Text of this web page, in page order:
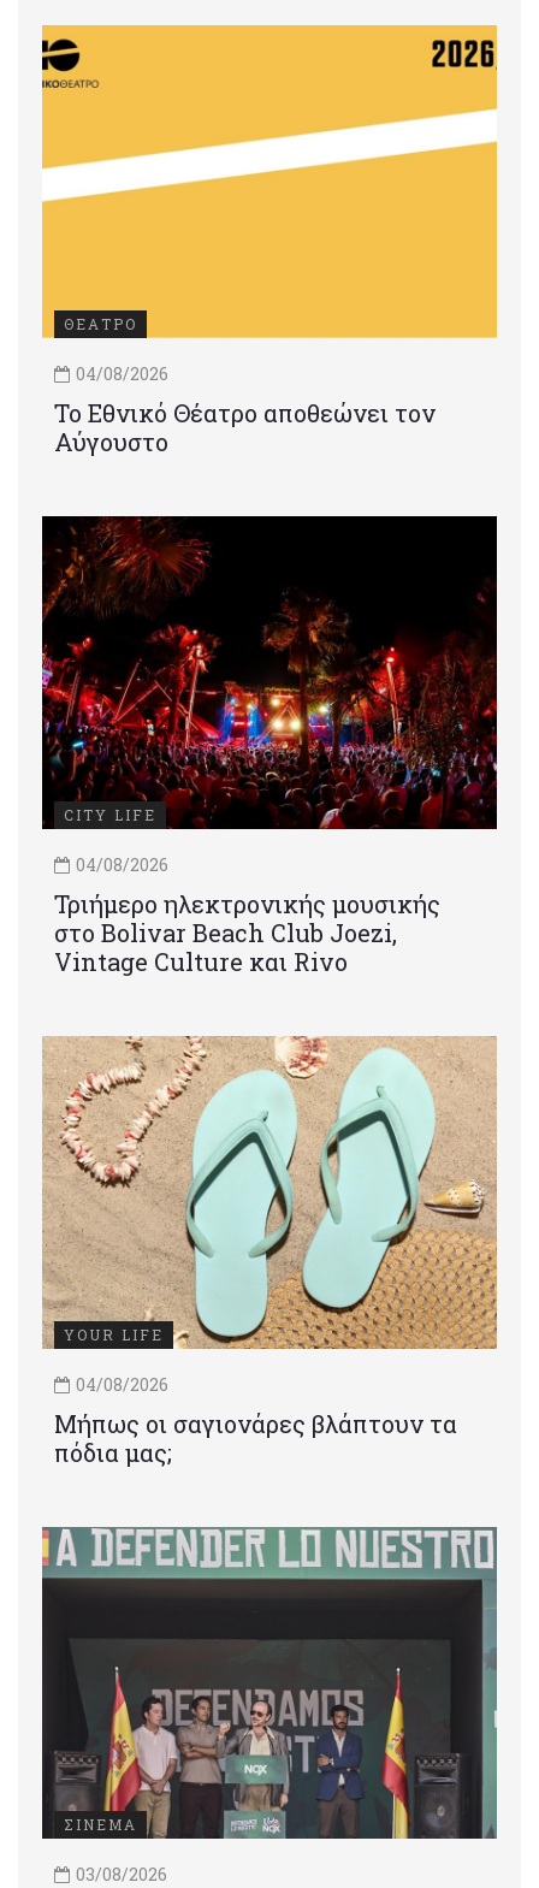
ΘΕΑΤΡΟ
04/08/2026
Το Εθνικό Θέατρο αποθεώνει τον
Αύγουστο
CITY LIFE
04/08/2026
Τριήμερο ηλεκτρονικής μουσικής
στο Bolivar Beach Club Joezi,
Vintage Culture και Rivo
YOUR LIFE
04/08/2026
Μήπως οι σαγιονάρες βλάπτουν τα
πόδια μας;
ΣΙΝΕΜΑ
03/08/2026